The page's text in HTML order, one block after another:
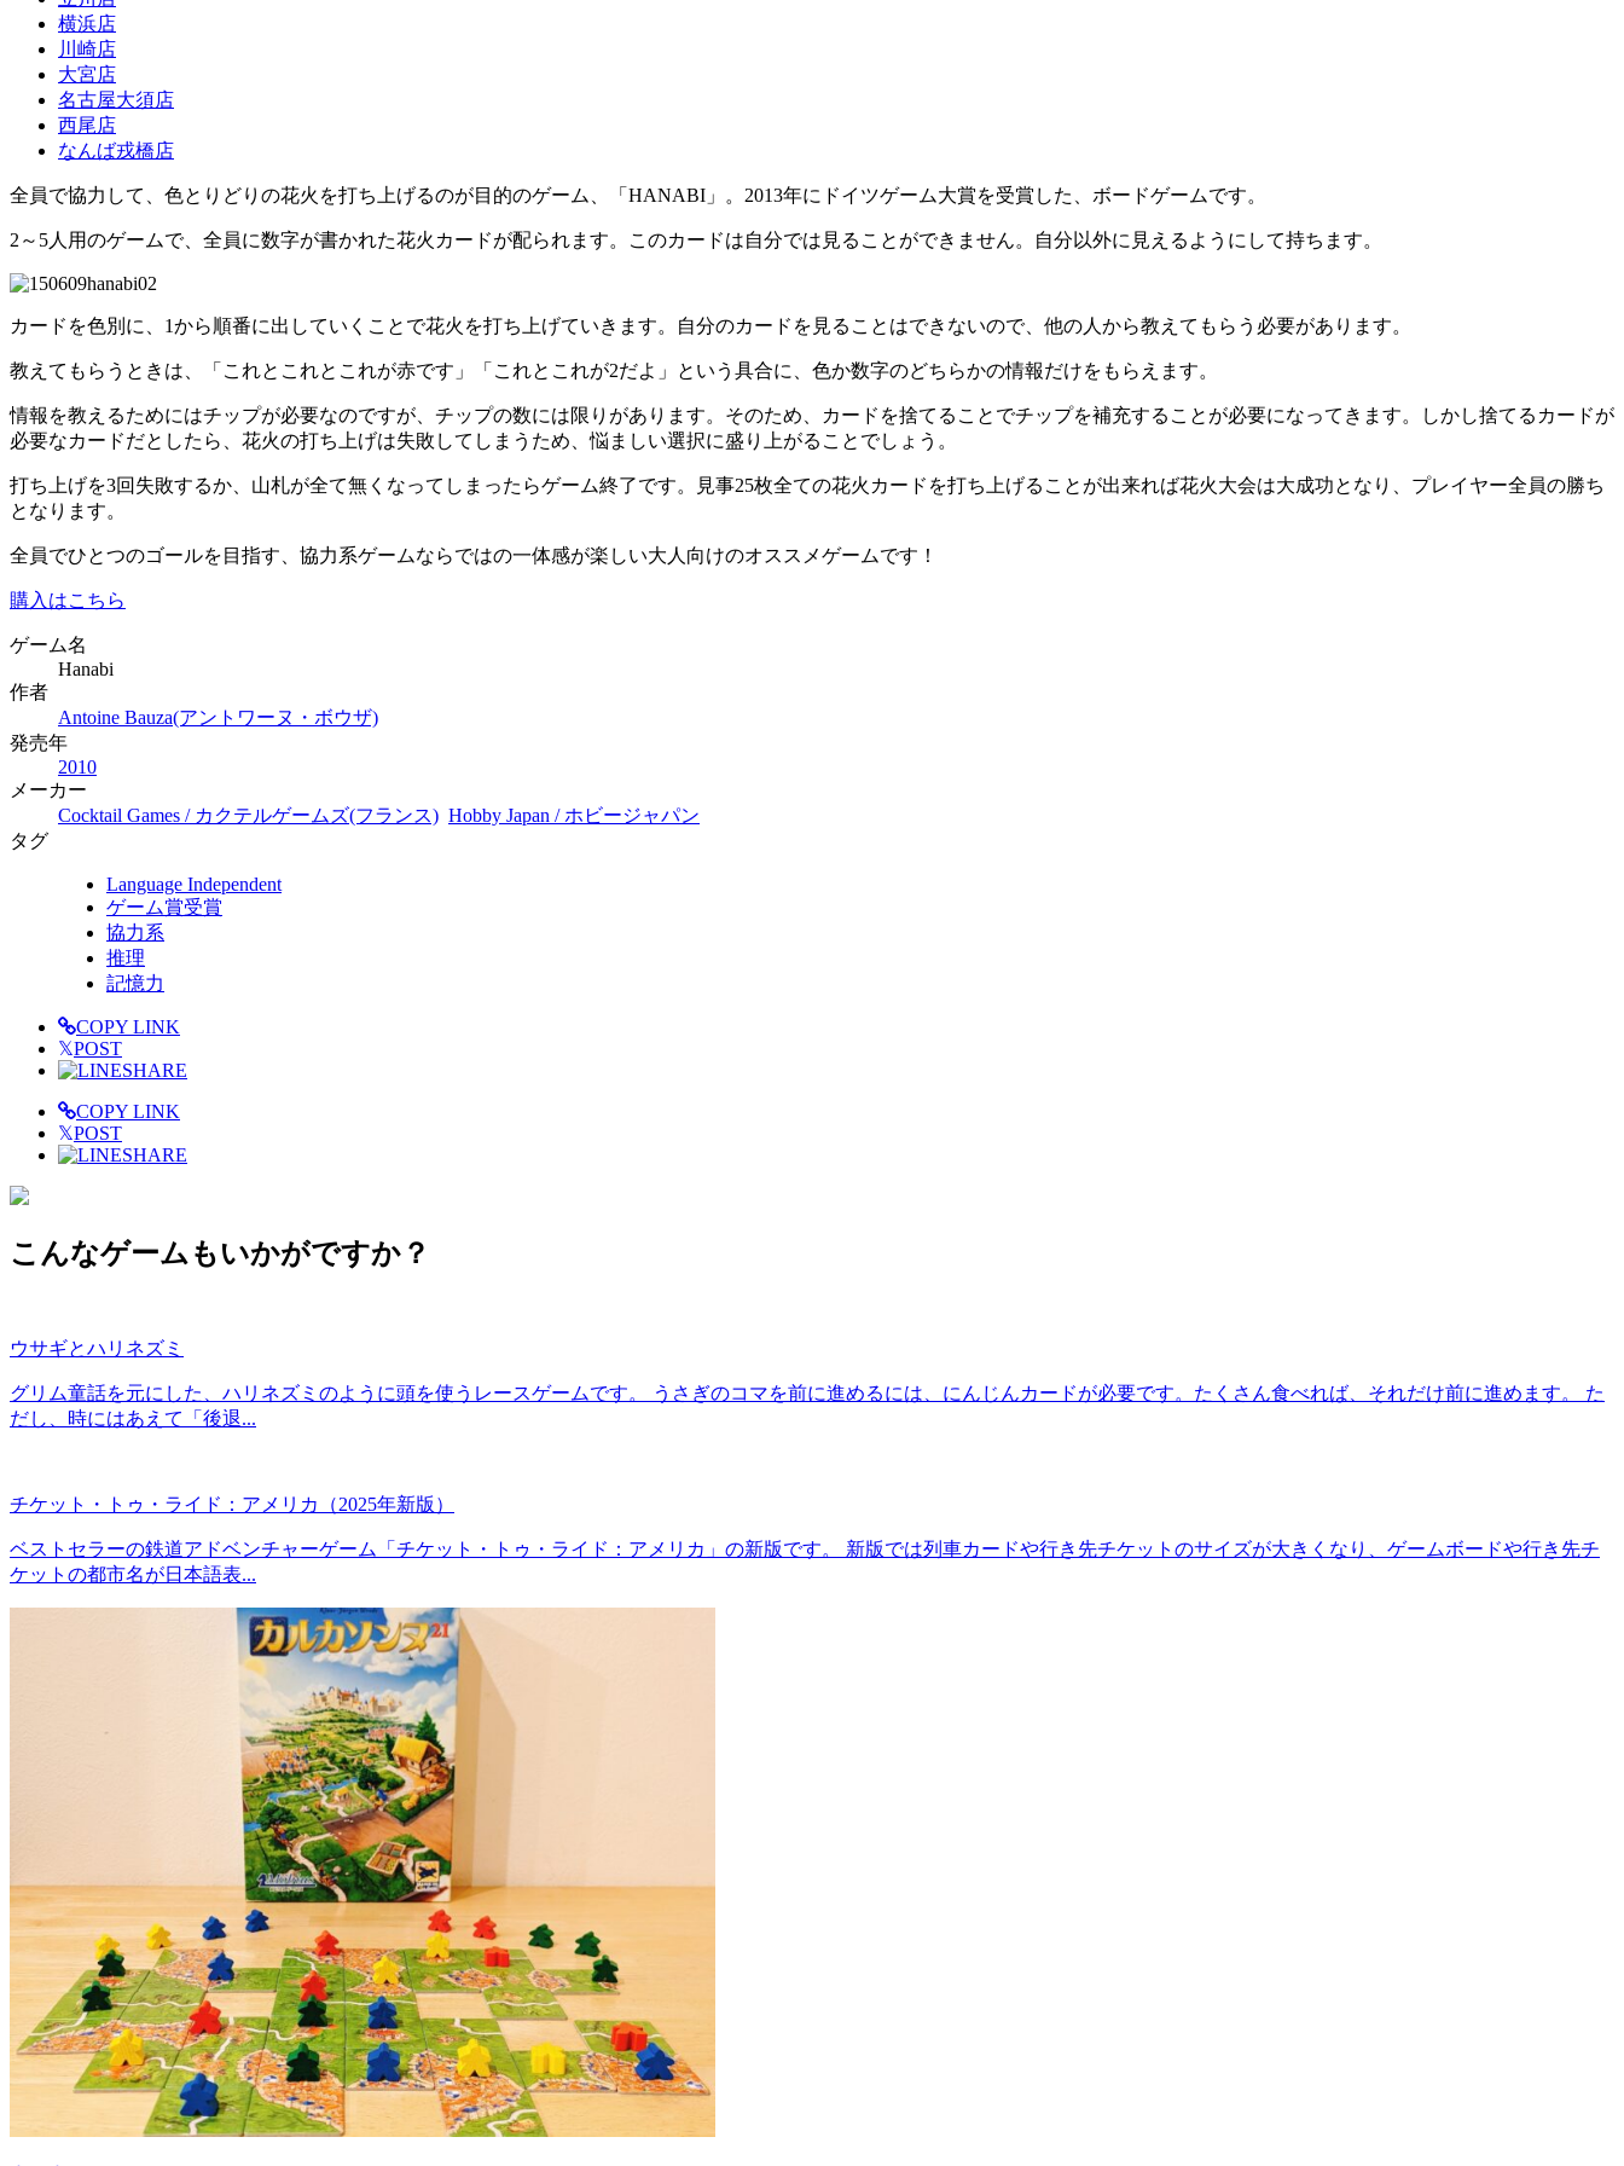
横浜店
川崎店
大宮店
名古屋大須店
西尾店
なんば戎橋店
全員で協力して、色とりどりの花火を打ち上げるのが目的のゲーム、「HANABI」。2013年にドイツゲーム大賞を受賞した、ボードゲームです。
2～5人用のゲームで、全員に数字が書かれた花火カードが配られます。このカードは自分では見ることができません。自分以外に見えるようにして持ちます。
カードを色別に、1から順番に出していくことで花火を打ち上げていきます。自分のカードを見ることはできないので、他の人から教えてもらう必要があります。
教えてもらうときは、「これとこれとこれが赤です」「これとこれが2だよ」という具合に、色か数字のどちらかの情報だけをもらえます。
情報を教えるためにはチップが必要なのですが、チップの数には限りがあります。そのため、カードを捨てることでチップを補充することが必要になってきます。しかし捨てるカードが
必要なカードだとしたら、花火の打ち上げは失敗してしまうため、悩ましい選択に盛り上がることでしょう。
打ち上げを3回失敗するか、山札が全て無くなってしまったらゲーム終了です。見事25枚全ての花火カードを打ち上げることが出来れば花火大会は大成功となり、プレイヤー全員の勝ち
となります。
全員でひとつのゴールを目指す、協力系ゲームならではの一体感が楽しい大人向けのオススメゲームです！
購入はこちら
ゲーム名
Hanabi
作者
Antoine Bauza(アントワーヌ・ボウザ)
発売年
2010
メーカー
Cocktail Games / カクテルゲームズ(フランス) Hobby Japan / ホビージャパン
タグ
Language Independent
ゲーム賞受賞
協力系
推理
記憶力
COPY LINK
𝕏POST
SHARE
COPY LINK
𝕏POST
SHARE
こんなゲームもいかがですか？
ウサギとハリネズミ
グリム童話を元にした、ハリネズミのように頭を使うレースゲームです。 うさぎのコマを前に進めるには、にんじんカードが必要です。たくさん食べれば、それだけ前に進めます。 た
だし、時にはあえて「後退...
チケット・トゥ・ライド：アメリカ（2025年新版）
ベストセラーの鉄道アドベンチャーゲーム「チケット・トゥ・ライド：アメリカ」の新版です。 新版では列車カードや行き先チケットのサイズが大きくなり、ゲームボードや行き先チ
ケットの都市名が日本語表...